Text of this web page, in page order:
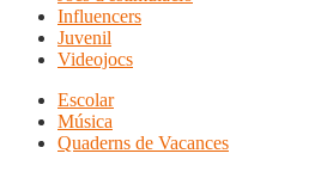
Influencers
Juvenil
Videojocs
Escolar
Música
Quaderns de Vacances